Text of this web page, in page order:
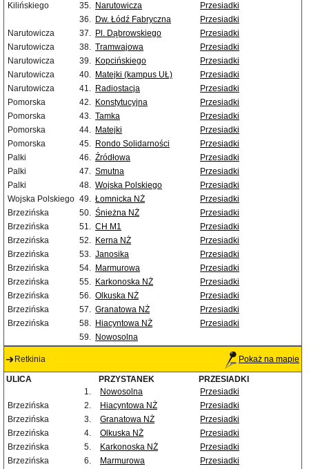
Kilińskiego
35. Narutowicza
Przesiadki
36. Dw. Łódź Fabryczna
Przesiadki
Narutowicza
37. Pl. Dąbrowskiego
Przesiadki
Narutowicza
38. Tramwajowa
Przesiadki
Narutowicza
39. Kopcińskiego
Przesiadki
Narutowicza
40. Matejki (kampus UŁ)
Przesiadki
Narutowicza
41. Radiostacja
Przesiadki
Pomorska
42. Konstytucyjna
Przesiadki
Pomorska
43. Tamka
Przesiadki
Pomorska
44. Matejki
Przesiadki
Pomorska
45. Rondo Solidarności
Przesiadki
Palki
46. Źródłowa
Przesiadki
Palki
47. Smutna
Przesiadki
Palki
48. Wojska Polskiego
Przesiadki
Wojska Polskiego 49. Łomnicka NŻ
Przesiadki
Brzezińska
50. Śnieżna NŻ
Przesiadki
Brzezińska
51. CH M1
Przesiadki
Brzezińska
52. Kerna NŻ
Przesiadki
Brzezińska
53. Janosika
Przesiadki
Brzezińska
54. Marmurowa
Przesiadki
Brzezińska
55. Karkonoska NŻ
Przesiadki
Brzezińska
56. Olkuska NŻ
Przesiadki
Brzezińska
57. Granatowa NŻ
Przesiadki
Brzezińska
58. Hiacyntowa NŻ
Przesiadki
59. Nowosolna
Retkinia Pokaż na mapie
ULICA PRZYSTANEK
PRZESIADKI
1.
Nowosolna
Przesiadki
Brzezińska
2. Hiacyntowa NŻ
Przesiadki
Brzezińska
3. Granatowa NŻ
Przesiadki
Brzezińska
4. Olkuska NŻ
Przesiadki
Brzezińska
5. Karkonoska NŻ
Przesiadki
Brzezińska
6. Marmurowa
Przesiadki